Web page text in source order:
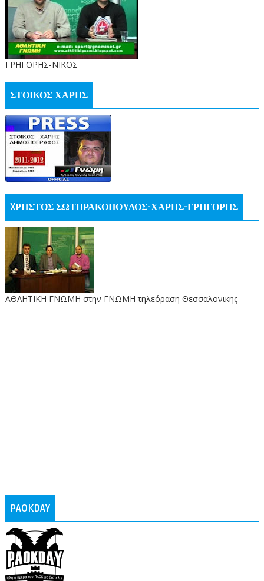
ΓΡΗΓΟΡΗΣ-ΝΙΚΟΣ
ΣΤΟΙΚΟΣ ΧΑΡΗΣ
XΡΗΣΤΟΣ ΣΩΤΗΡΑΚΟΠΟΥΛΟΣ-ΧΑΡΗΣ-ΓΡΗΓΟΡΗΣ
ΑΘΛΗΤΙΚΗ ΓΝΩΜΗ στην ΓΝΩΜΗ τηλεόραση Θεσσαλονικης
PAOKDAY